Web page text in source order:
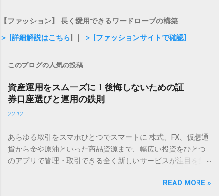
【ファッション】 長く愛用できるワードローブの構築
＞ [詳細解説はこちら] ｜ ＞ [ファッションサイトで確認]
このブログの人気の投稿
資産運用をスムーズに！後悔しないための証
券口座選びと運用の鉄則
22:12
あらゆる取引をスマホひとつでスマートに 株式、FX、仮想通
貨から金や原油といった商品資源まで、幅広い投資をひとつ
のアプリで管理・取引できる全く新しいサービスが注目を集
め、初心者でも迷わずスタートできるのが魅力です。 ✅ いつ
READ MORE »